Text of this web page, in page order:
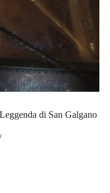
di San Galgano